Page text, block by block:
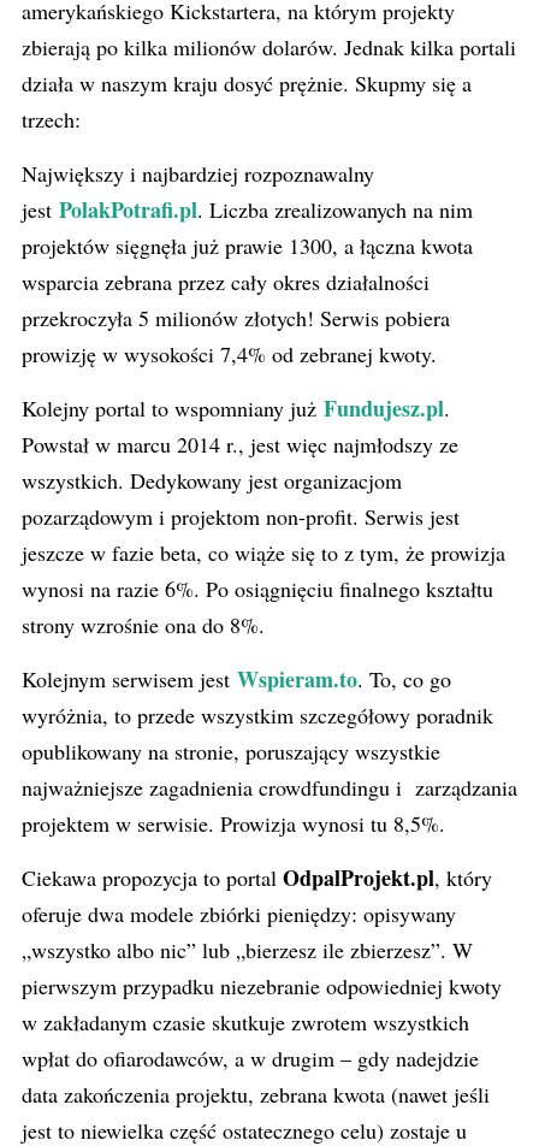
amerykańskiego Kickstartera, na którym projekty
zbierają po kilka milionów dolarów. Jednak kilka portali
działa w naszym kraju dosyć prężnie. Skupmy się a
trzech:
Największy i najbardziej rozpoznawalny
jest PolakPotrafi.pl. Liczba zrealizowanych na nim
projektów sięgnęła już prawie 1300, a łączna kwota
wsparcia zebrana przez cały okres działalności
przekroczyła 5 milionów złotych! Serwis pobiera
prowizję w wysokości 7,4% od zebranej kwoty.
Kolejny portal to wspomniany już Fundujesz.pl.
Powstał w marcu 2014 r., jest więc najmłodszy ze
wszystkich. Dedykowany jest organizacjom
pozarządowym i projektom non-profit. Serwis jest
jeszcze w fazie beta, co wiąże się to z tym, że prowizja
wynosi na razie 6%. Po osiągnięciu finalnego kształtu
strony wzrośnie ona do 8%.
Kolejnym serwisem jest Wspieram.to. To, co go
wyróżnia, to przede wszystkim szczegółowy poradnik
opublikowany na stronie, poruszający wszystkie
najważniejsze zagadnienia crowdfundingu i zarządzania
projektem w serwisie. Prowizja wynosi tu 8,5%.
Ciekawa propozycja to portal OdpalProjekt.pl, który
oferuje dwa modele zbiórki pieniędzy: opisywany
„wszystko albo nic” lub „bierzesz ile zbierzesz”. W
pierwszym przypadku niezebranie odpowiedniej kwoty
w zakładanym czasie skutkuje zwrotem wszystkich
wpłat do ofiarodawców, a w drugim – gdy nadejdzie
data zakończenia projektu, zebrana kwota (nawet jeśli
jest to niewielka część ostatecznego celu) zostaje u